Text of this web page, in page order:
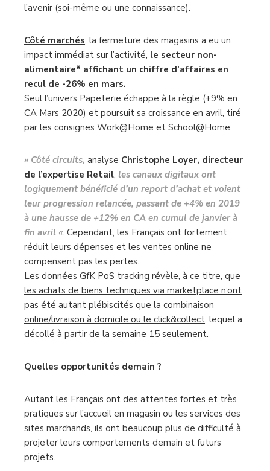
l’avenir (soi-même ou une connaissance).
Côté marchés, la fermeture des magasins a eu un
impact immédiat sur l’activité, le secteur non-
alimentaire* affichant un chiffre d’affaires en
recul de -26% en mars.
Seul l’univers Papeterie échappe à la règle (+9% en
CA Mars 2020) et poursuit sa croissance en avril, tiré
par les consignes Work@Home et School@Home.
» Côté circuits, analyse Christophe Loyer, directeur
de l’expertise Retail, les canaux digitaux ont
logiquement bénéficié d’un report d’achat et voient
leur progression relancée, passant de +4% en 2019
à une hausse de +12% en CA en cumul de janvier à
fin avril «. Cependant, les Français ont fortement
réduit leurs dépenses et les ventes online ne
compensent pas les pertes.
Les données GfK PoS tracking révèle, à ce titre, que
les achats de biens techniques via marketplace n’ont
pas été autant plébiscités que la combinaison
online/livraison à domicile ou le click&collect, lequel a
décollé à partir de la semaine 15 seulement.
Quelles opportunités demain ?
Autant les Français ont des attentes fortes et très
pratiques sur l’accueil en magasin ou les services des
sites marchands, ils ont beaucoup plus de difficulté à
projeter leurs comportements demain et futurs
projets.